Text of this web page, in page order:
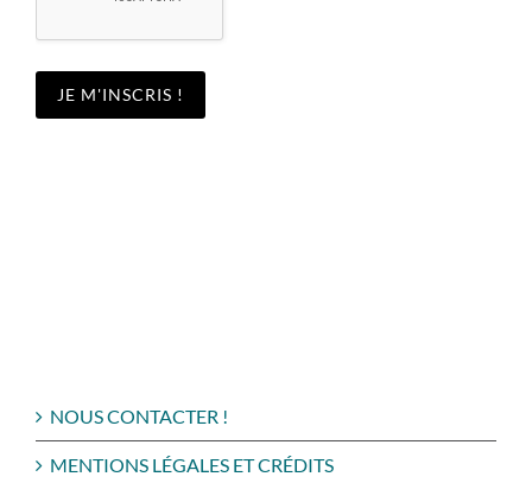
NOUS CONTACTER !
MENTIONS LÉGALES ET CRÉDITS